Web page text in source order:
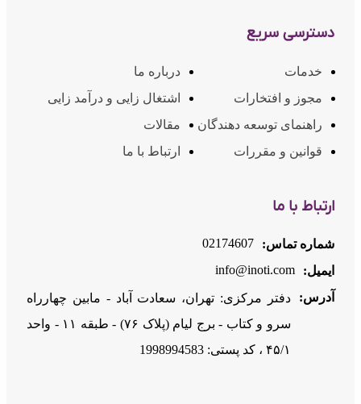
دسترسی سریع
خدمات
درباره ما
مجوز و افتخارات
اشتغال زایی و درآمد زایی
راهنمای توسعه دهندگان
مقالات
قوانین و مقررات
ارتباط با ما
ارتباط با ما
شماره تماس:
02174607
ایمیل:
info@inoti.com
آدرس:
دفتر مرکزی: تهران، سعادت آباد - مابین چهارراه
سرو و کتاب - برج لیام (پلاک ۷۶) - طبقه ۱۱ - واحد
۴۵/۱ ، کد پستی: 1998994583